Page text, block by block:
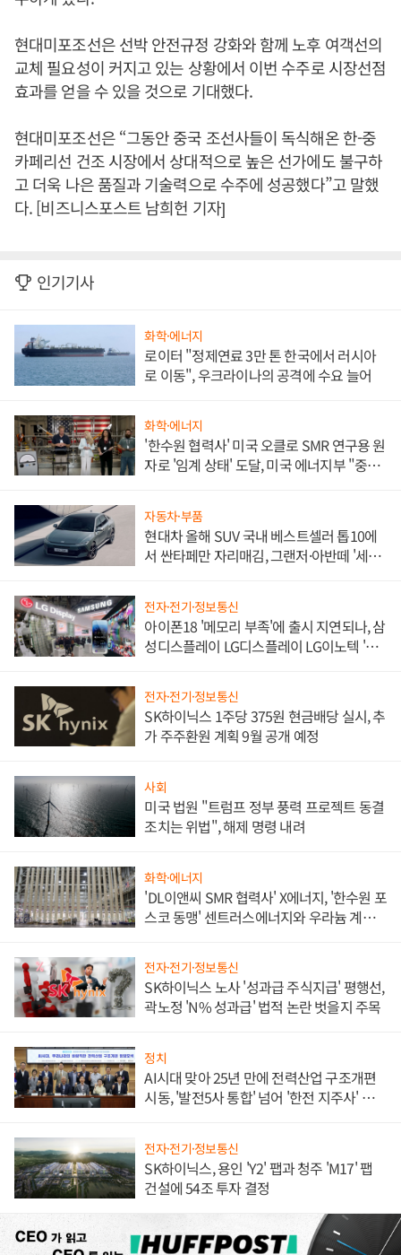
현대미포조선은 선박 안전규정 강화와 함께 노후 여객선의
교체 필요성이 커지고 있는 상황에서 이번 수주로 시장선점
효과를 얻을 수 있을 것으로 기대했다.
현대미포조선은 “그동안 중국 조선사들이 독식해온 한-중
카페리선 건조 시장에서 상대적으로 높은 선가에도 불구하
고 더욱 나은 품질과 기술력으로 수주에 성공했다”고 말했
다. [비즈니스포스트 남희헌 기자]
인기기사
화학·에너지
로이터 "정제연료 3만 톤 한국에서 러시아
로 이동", 우크라이나의 공격에 수요 늘어
화학·에너지
'한수원 협력사' 미국 오클로 SMR 연구용 원
자로 '임계 상태' 도달, 미국 에너지부 "중요
자동차·부품
현대차 올해 SUV 국내 베스트셀러 톱10에
서 싼타페만 자리매김, 그랜저·아반떼 '세단
전자·전기·정보통신
아이폰18 '메모리 부족'에 출시 지연되나, 삼
성디스플레이 LG디스플레이 LG이노텍 '탈
전자·전기·정보통신
SK하이닉스 1주당 375원 현금배당 실시, 추
가 주주환원 계획 9월 공개 예정
사회
미국 법원 "트럼프 정부 풍력 프로젝트 동결
조치는 위법", 해제 명령 내려
화학·에너지
'DL이앤씨 SMR 협력사' X에너지, '한수원 포
스코 동맹' 센트러스에너지와 우라늄 계약
전자·전기·정보통신
SK하이닉스 노사 '성과급 주식지급' 평행선,
곽노정 'N% 성과급' 법적 논란 벗을지 주목
정치
AI시대 맞아 25년 만에 전력산업 구조개편
시동, '발전5사 통합' 넘어 '한전 지주사' 재편
전자·전기·정보통신
SK하이닉스, 용인 'Y2' 팹과 청주 'M17' 팹
건설에 54조 투자 결정